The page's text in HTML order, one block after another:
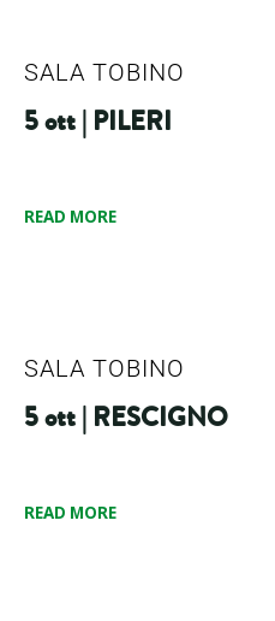
SALA TOBINO
5 ott | PILERI
READ MORE
SALA TOBINO
5 ott | RESCIGNO
READ MORE